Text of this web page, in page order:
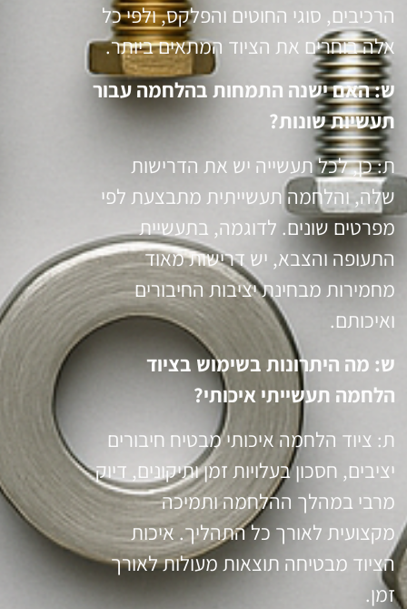
הרכיבים, סוגי החוטים והפלקס, ולפי כל
אלה בוחרים את הציוד המתאים ביותר.
ש: האם ישנה התמחות בהלחמה עבור
תעשיות שונות?
ת: כן, לכל תעשייה יש את הדרישות
שלה, והלחמה תעשייתית מתבצעת לפי
מפרטים שונים. לדוגמה, בתעשיית
התעופה והצבא, יש דרישות מאוד
מחמירות מבחינת יציבות החיבורים
ואיכותם.
ש: מה היתרונות בשימוש בציוד
הלחמה תעשייתי איכותי?
ת: ציוד הלחמה איכותי מבטיח חיבורים
יציבים, חסכון בעלויות זמן ותיקונים, דיוק
מרבי במהלך ההלחמה ותמיכה
מקצועית לאורך כל התהליך. איכות
הציוד מבטיחה תוצאות מעולות לאורך
זמן.